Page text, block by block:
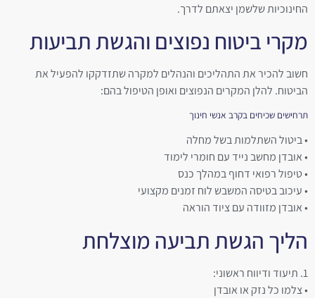
החינוכיות שלשמן יצאתם לדרך.
מקרי ביטוח נפוצים והגשת תביעות
חשוב להכיר את התהליכים והנהלים למקרה שתזדקקו להפעיל את
הביטוח. להלן המקרים הנפוצים ואופן הטיפול בהם:
תרחישים שכיחים בקרב אנשי חינוך
• ביטול השתלמות בשל מחלה
• אובדן מחשב נייד עם חומרי לימוד
• טיפול רפואי דחוף במהלך כנס
• עיכוב בטיסה המשבש לוח זמנים מקצועי
• אובדן מזוודה עם ציוד הוראה
הליך הגשת תביעה מוצלחת
1. תיעוד ודיווח ראשוני:
• צלמו כל נזק או אובדן